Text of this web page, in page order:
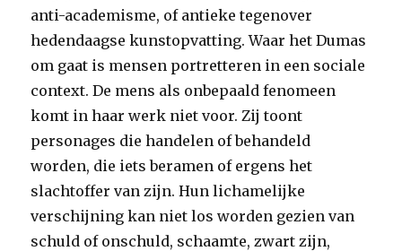
anti-academisme, of antieke tegenover
hedendaagse kunstopvatting. Waar het Dumas
om gaat is mensen portretteren in een sociale
context. De mens als onbepaald fenomeen
komt in haar werk niet voor. Zij toont
personages die handelen of behandeld
worden, die iets beramen of ergens het
slachtoffer van zijn. Hun lichamelijke
verschijning kan niet los worden gezien van
schuld of onschuld, schaamte, zwart zijn,